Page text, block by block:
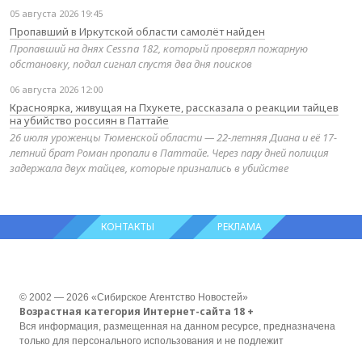
05 августа 2026 19:45
Пропавший в Иркутской области самолёт найден
Пропавший на днях Cessna 182, который проверял пожарную
обстановку, подал сигнал спустя два дня поисков
06 августа 2026 12:00
Красноярка, живущая на Пхукете, рассказала о реакции тайцев
на убийство россиян в Паттайе
26 июля уроженцы Тюменской области — 22-летняя Диана и её 17-
летний брат Роман пропали в Паттайе. Через пару дней полиция
задержала двух тайцев, которые признались в убийстве
КОНТАКТЫ РЕКЛАМА
© 2002 — 2026 «Сибирское Агентство Новостей»
Возрастная категория Интернет-сайта 18 +
Вся информация, размещенная на данном ресурсе, предназначена
только для персонального использования и не подлежит